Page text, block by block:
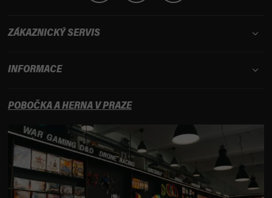
ZÁKAZNICKÝ SERVIS
INFORMACE
POBOČKA A HERNA V PRAZE